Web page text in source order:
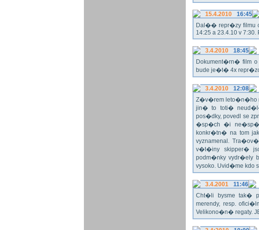
15.4.2010
16:45
Dal�� repr�zy filmu
14:25 a 23.4.10 v 7:30.
3.4.2010
18:45
Dokument�rn� film
bude je�t� 4x
3.4.2010
12:08
Z�v�rem leto�n�ho
jin� to toti�
pos�dky, povedl se
�sp�ch �i
konkr�tn� na tom
vyznamenal.
v�t�iny skipper�
podm�nky vydr�ely
vysoko. Uvid�me
3.4.2001
11:46
Cht�li bysme tak�
merendy, resp.
Velikono�n� regaty.